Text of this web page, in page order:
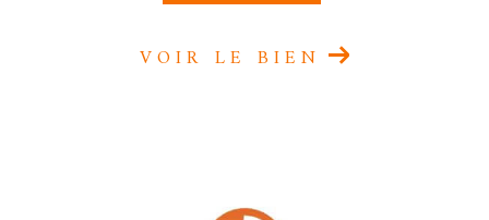
VOIR LE BIEN